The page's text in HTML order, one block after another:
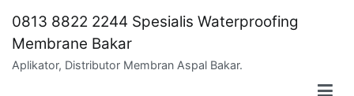
content
0813 8822 2244 Spesialis Waterproofing
Membrane Bakar
Aplikator, Distributor Membran Aspal Bakar.